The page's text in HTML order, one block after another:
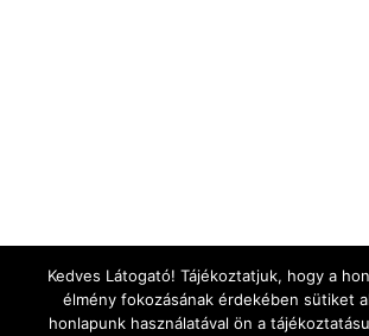
Kedves Látogató! Tájékoztatjuk, hogy a
élmény fokozásának érdekében sütiket
honlapunk használatával ön a